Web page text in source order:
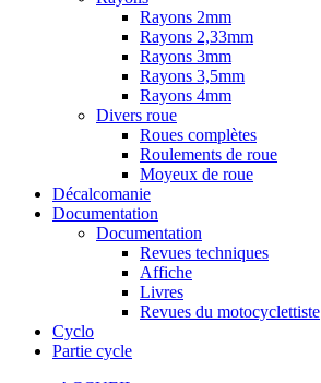
Rayons 2mm
Rayons 2,33mm
Rayons 3mm
Rayons 3,5mm
Rayons 4mm
Divers roue
Roues complètes
Roulements de roue
Moyeux de roue
Décalcomanie
Documentation
Documentation
Revues techniques
Affiche
Livres
Revues du motocyclettiste
Cyclo
Partie cycle